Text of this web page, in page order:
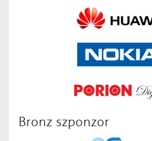
Bronz szponzor